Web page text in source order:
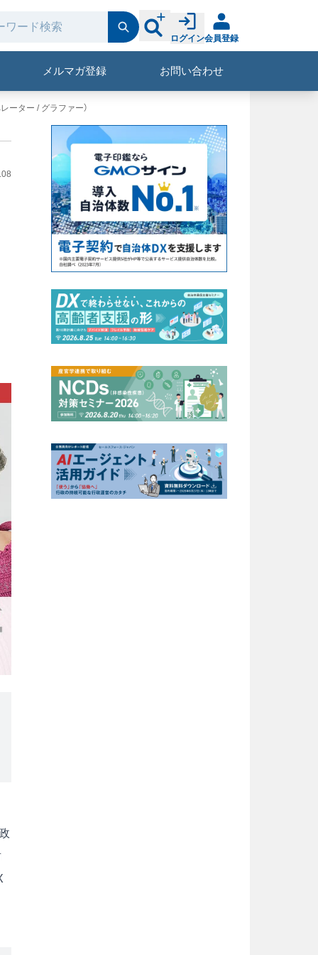
ログイン会員登録
メルマガ登録 お問い合わせ
ーター / グラファー）